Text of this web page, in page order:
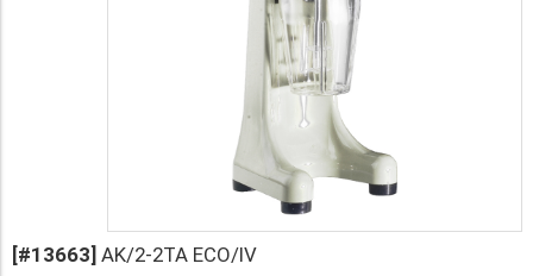
[#13663] AK/2-2TA ECO/IV